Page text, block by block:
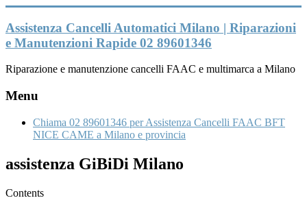
al
contenuto
Assistenza Cancelli Automatici Milano | Riparazioni
e Manutenzioni Rapide 02 89601346
Riparazione e manutenzione cancelli FAAC e multimarca a Milano
Menu
Chiama 02 89601346 per Assistenza Cancelli FAAC BFT
NICE CAME a Milano e provincia
assistenza GiBiDi Milano
Contents